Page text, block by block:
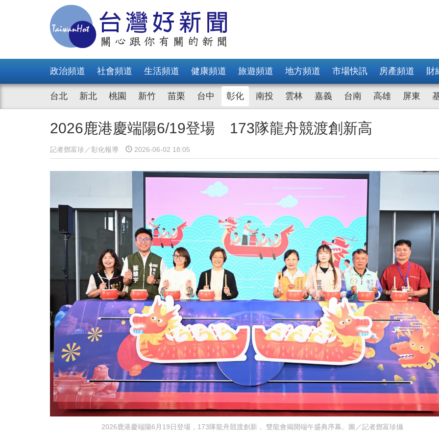
政治頻道 社會頻道 生活頻道 健康頻道 旅遊頻道 地方頻道 市場快訊 房產頻道 財
台北 新北 桃園 新竹 苗栗 台中 彰化 南投 雲林 嘉義 台南 高雄 屏東
2026鹿港慶端陽6/19登場 173隊龍舟競渡創新高
記者鄧富珍／彰化報導 2026-06-02 18:05
2026鹿港慶端陽6月19日登場，173隊龍舟競渡創新， 雙龍會揭開端午盛典序幕。圖／記者鄧富珍攝